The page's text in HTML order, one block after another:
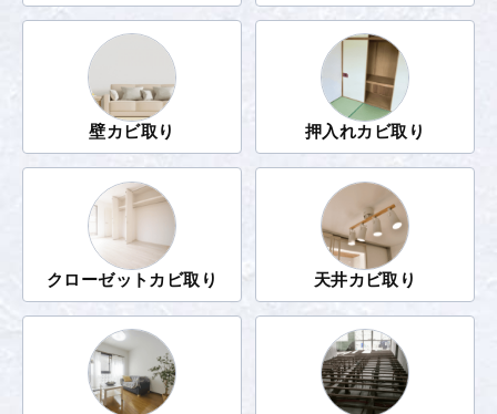
壁カビ取り 押入れカビ取り
クローゼットカビ取り 天井カビ取り